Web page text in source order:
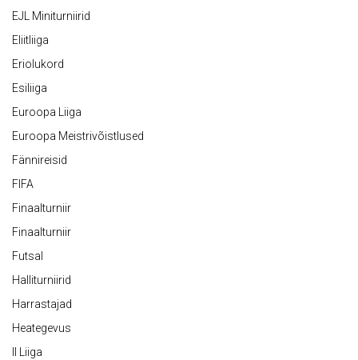
EJL Miniturniirid
Eliitliiga
Eriolukord
Esiliiga
Euroopa Liiga
Euroopa Meistrivõistlused
Fännireisid
FIFA
Finaalturniir
Finaalturniir
Futsal
Halliturniirid
Harrastajad
Heategevus
II Liiga